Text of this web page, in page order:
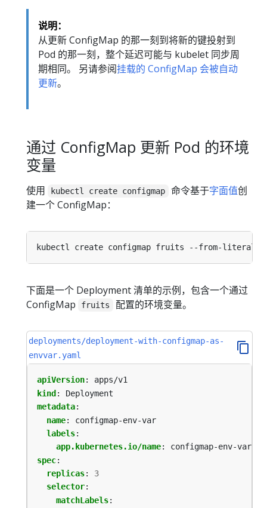
说明：
从更新 ConfigMap 的那一刻到将新的键投射到
Pod 的那一刻，整个延迟可能与 kubelet 同步周
期相同。 另请参阅挂载的 ConfigMap 会被自动
更新。
通过 ConfigMap 更新 Pod 的环境
变量
使用 kubectl create configmap 命令基于字面值创
建一个 ConfigMap：
kubectl create configmap fruits --from-literal
下面是一个 Deployment 清单的示例，包含一个通过
ConfigMap
fruits 配置的环境变量。
deployments/deployment-with-configmap-as-
envvar.yaml
apiVersion:
apps/v1
kind :
Deployment
metadata:
name:
configmap-env-var
labels:
app.kubernetes.io/name:
configmap-env-var
spec:
replicas:
3
selector:
matchLabels: